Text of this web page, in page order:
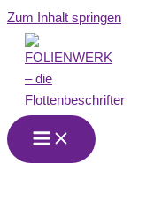
Zum Inhalt springen